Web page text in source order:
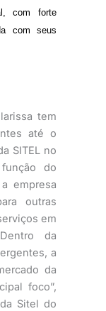
com forte
com seus
tem
até o
SITEL no
do
empresa
outras
em
da
a
da
foco”,
Sitel do